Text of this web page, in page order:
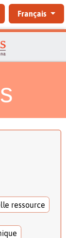
Français
ressource